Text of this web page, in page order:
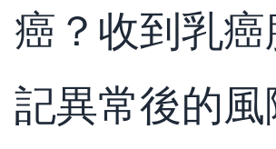
癌？收到乳
記異常後的